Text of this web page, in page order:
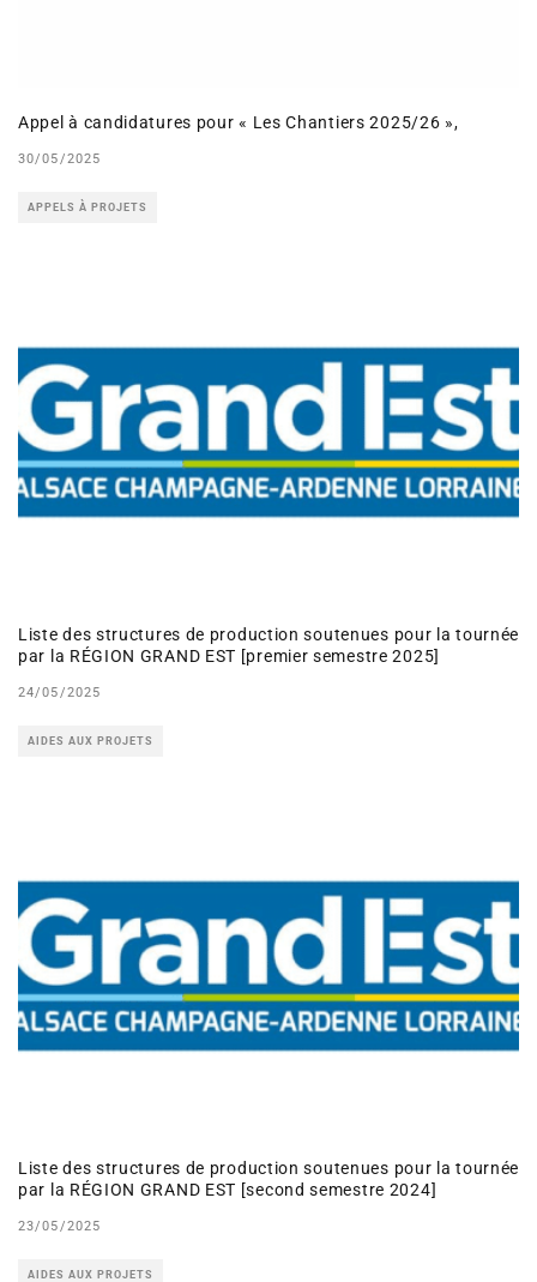
Appel à candidatures pour « Les Chantiers 2025/26 »,
30/05/2025
APPELS À PROJETS
Liste des structures de production soutenues pour la tournée
par la RÉGION GRAND EST [premier semestre 2025]
24/05/2025
AIDES AUX PROJETS
Liste des structures de production soutenues pour la tournée
par la RÉGION GRAND EST [second semestre 2024]
23/05/2025
AIDES AUX PROJETS